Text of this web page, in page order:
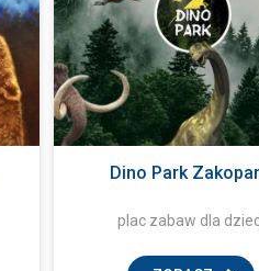
Dino Park
plac zabaw dla